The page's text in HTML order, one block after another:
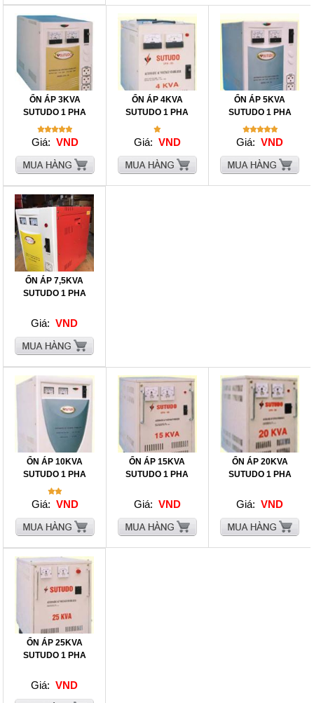
ỔN ÁP 3KVA
SUTUDO 1 PHA
Giá: VND
ỔN ÁP 4KVA
SUTUDO 1 PHA
Giá: VND
ỔN ÁP 5KVA
SUTUDO 1 PHA
Giá: VND
ỔN ÁP 7,5KVA
SUTUDO 1 PHA
Giá: VND
ỔN ÁP 10KVA
SUTUDO 1 PHA
Giá: VND
ỔN ÁP 15KVA
SUTUDO 1 PHA
Giá: VND
ỔN ÁP 20KVA
SUTUDO 1 PHA
Giá: VND
ỔN ÁP 25KVA
SUTUDO 1 PHA
Giá: VND